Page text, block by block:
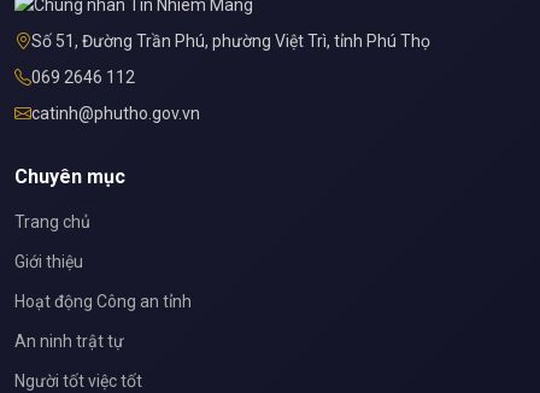
Số 51, Đường Trần Phú, phường Việt Trì, tỉnh Phú Thọ
069 2646 112
catinh@phutho.gov.vn
Chuyên mục
Trang chủ
Giới thiệu
Hoạt động Công an tỉnh
An ninh trật tự
Người tốt việc tốt